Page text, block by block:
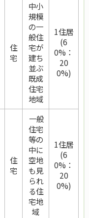
住
宅
中小
規模
の一
般住
宅が
建ち
並ぶ
既成
住宅
地域
1住居
(6
0%：
20
0%)
住
宅
一般
住宅
等の
中に
空地
も見
られ
る住
宅地
域
1住居
(6
0%：
20
0%)